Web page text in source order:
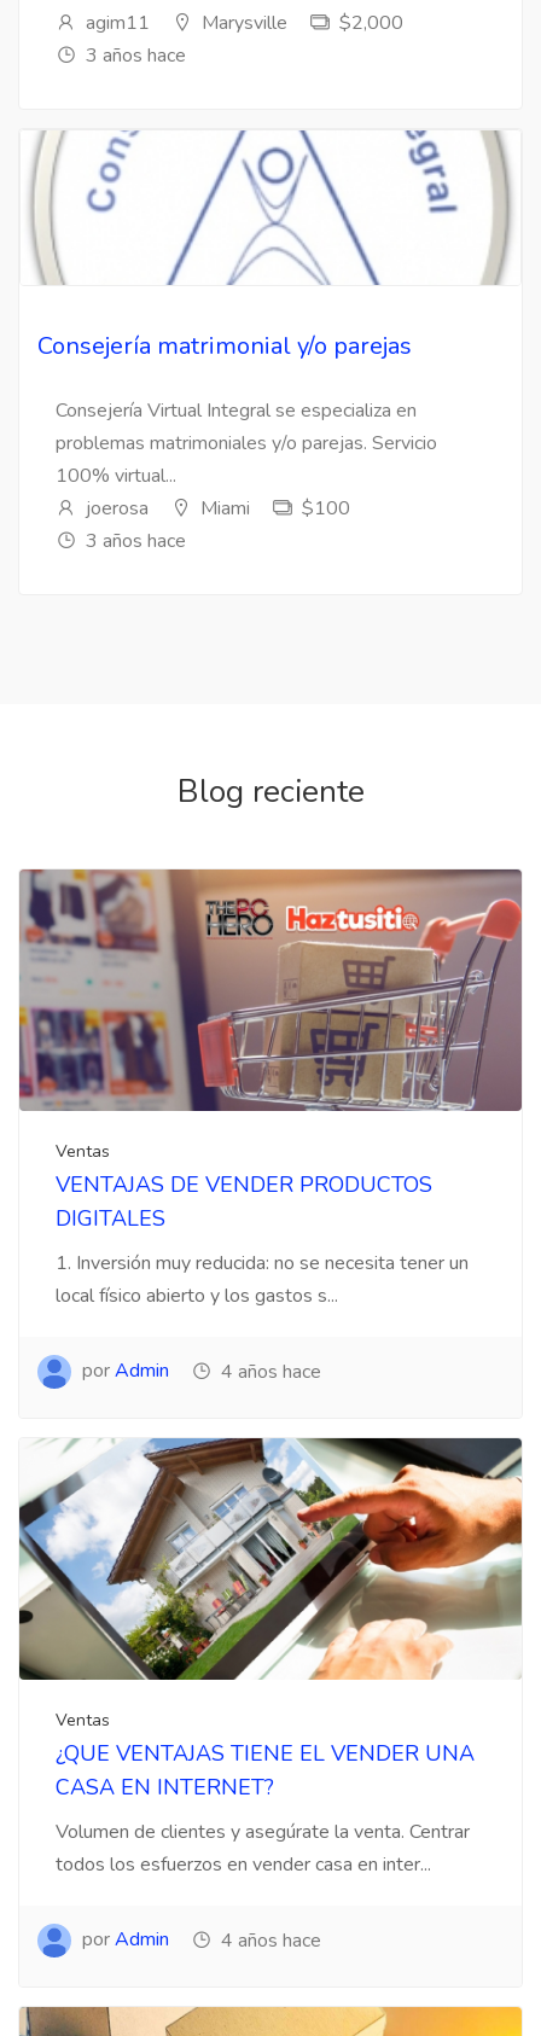
agim11
Marysville
$2,000
3 años hace
Consejería matrimonial y/o parejas
Consejería Virtual Integral se especializa en
problemas matrimoniales y/o parejas. Servicio
100% virtual...
joerosa
Miami
$100
3 años hace
Blog reciente
Ventas
VENTAJAS DE VENDER PRODUCTOS
DIGITALES
1. Inversión muy reducida: no se necesita tener un
local físico abierto y los gastos s...
porAdmin 4 años hace
Ventas
¿QUE VENTAJAS TIENE EL VENDER UNA
CASA EN INTERNET?
Volumen de clientes y asegúrate la venta. Centrar
todos los esfuerzos en vender casa en inter...
porAdmin 4 años hace